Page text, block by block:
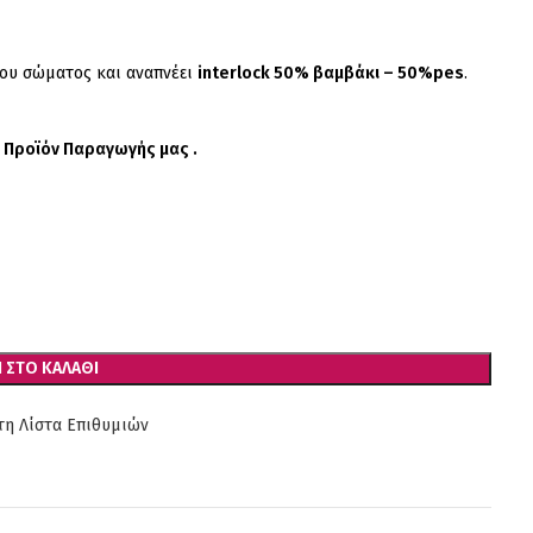
σώματος και αναπνέει interlock 50% βαμβάκι – 50%pes.
Προϊόν Παραγωγής μας .
ΚΑΛΆΘΙ
Λίστα Επιθυμιών